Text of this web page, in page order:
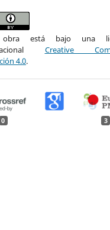
obra está bajo una
Creative
4.0.
0 3